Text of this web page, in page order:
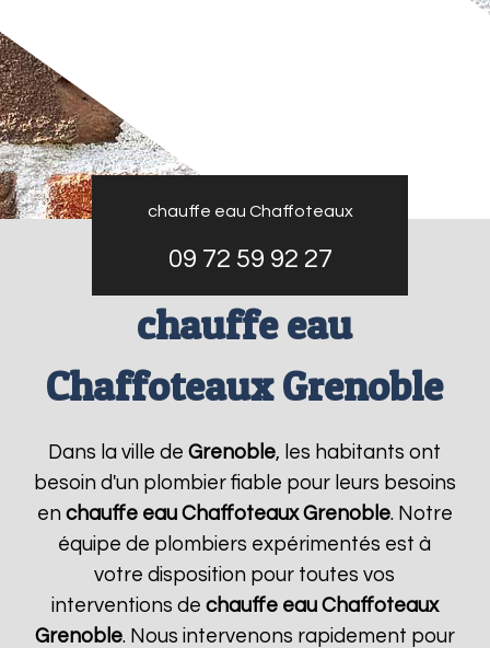
chauffe eau Chaffoteaux
09 72 59 92 27
chauffe eau
Chaffoteaux Grenoble
Dans la ville deGrenoble, les habitants ont
besoin d'un plombier fiable pour leurs besoins
en chauffe eau Chaffoteaux Grenoble. Notre
équipe de plombiers expérimentés est à
votre disposition pour toutes vos
interventions de chauffe eau Chaffoteaux
Grenoble. Nous intervenons rapidement pour